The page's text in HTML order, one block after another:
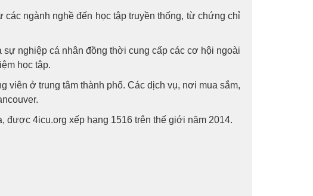
ngành nghề đến học tập truyền thống, từ chứng chỉ
nghiệp cá nhân đồng thời cung cấp các cơ hội ngoài
học tập.
viên ở trung tâm thành phố. Các dịch vụ, nơi mua sắm,
4icu.org xếp hạng 1516 trên thế giới năm 2014.